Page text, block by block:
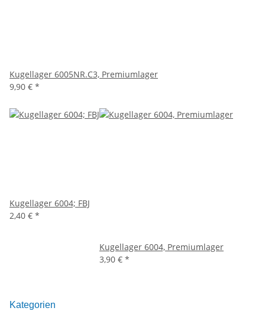
Kugellager 6005NR.C3, Premiumlager
9,90 € *
Kugellager 6004; FBJ
2,40 € *
Kugellager 6004, Premiumlager
3,90 € *
Kategorien